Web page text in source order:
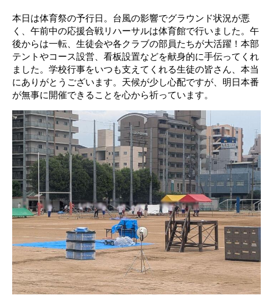
本日は体育祭の予行日。台風の影響でグラウンド状況が悪
く、午前中の応援合戦リハーサルは体育館で行いました。午
後からは一転、生徒会や各クラブの部員たちが大活躍！本部
テントやコース設営、看板設置などを献身的に手伝ってくれ
ました。学校行事をいつも支えてくれる生徒の皆さん、本当
にありがとうございます。天候が少し心配ですが、明日本番
が無事に開催できることを心から祈っています。